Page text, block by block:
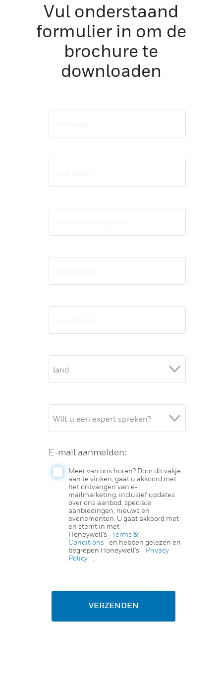
Vul onderstaand
formulier in om de
brochure te
downloaden
E-mail aanmelden:
Meer van ons horen? Door dit vakje
aan te vinken, gaat u akkoord met
het ontvangen van e-
mailmarketing, inclusief updates
over ons aanbod, speciale
aanbiedingen, nieuws en
evenementen. U gaat akkoord met
en stemt in met
Honeywell's
Terms &
Conditions
en hebben gelezen en
begrepen Honeywell's
Privacy
Policy
VERZENDEN